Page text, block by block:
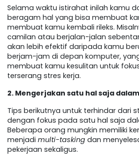
Selama waktu istirahat inilah kamu
beragam hal yang bisa membuat
membuat kamu kembali rileks.
camilan atau berjalan-jalan
akan lebih efektif daripada kamu
berjam-jam di depan komputer,
membuat kamu kesulitan untuk
terserang stres kerja.
2. Mengerjakan satu hal saja
Tips berikutnya untuk terhindar dari
dengan fokus pada satu hal saja
Beberapa orang mungkin memiliki
menjadi multi-tasking dan
pekerjaan sekaligus.